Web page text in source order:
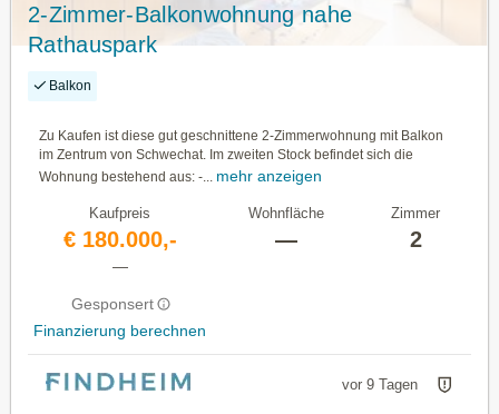
2-Zimmer-Balkonwohnung nahe
Rathauspark
Balkon
Zu Kaufen ist diese gut geschnittene 2-Zimmerwohnung mit Balkon
im Zentrum von Schwechat. Im zweiten Stock befindet sich die
Wohnung bestehend aus: -...
mehr anzeigen
Kaufpreis
€ 180.000,-
—
Gesponsert
Finanzierung berechnen
Wohnfläche
—
Zimmer
2
vor 9 Tagen